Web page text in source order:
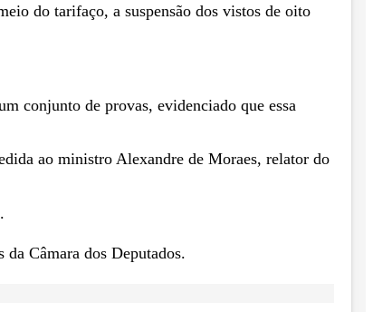
do tarifaço, a suspensão dos vistos de oito
conjunto de provas, evidenciado que essa
ao ministro Alexandre de Moraes, relator do
da Câmara dos Deputados.